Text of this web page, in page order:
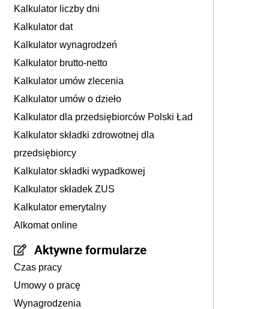
Kalkulator liczby dni
Kalkulator dat
Kalkulator wynagrodzeń
Kalkulator brutto-netto
Kalkulator umów zlecenia
Kalkulator umów o dzieło
Kalkulator dla przedsiębiorców Polski Ład
Kalkulator składki zdrowotnej dla
przedsiębiorcy
Kalkulator składki wypadkowej
Kalkulator składek ZUS
Kalkulator emerytalny
Alkomat online
Aktywne formularze
Czas pracy
Umowy o pracę
Wynagrodzenia